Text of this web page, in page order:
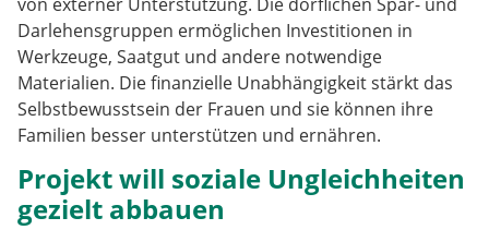
Darlehensgruppen ermöglichen Investitionen in
Werkzeuge, Saatgut und andere notwendige
Materialien. Die finanzielle Unabhängigkeit stärkt das
Selbstbewusstsein der Frauen und sie können ihre
Familien besser unterstützen und ernähren.
Projekt will soziale Ungleichheiten
gezielt abbauen